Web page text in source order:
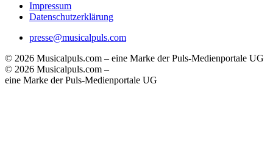
Impressum
Datenschutzerklärung
presse@musicalpuls.com
© 2026 Musicalpuls.com – eine Marke der Puls-Medienportale UG
© 2026 Musicalpuls.com –
eine Marke der Puls-Medienportale UG